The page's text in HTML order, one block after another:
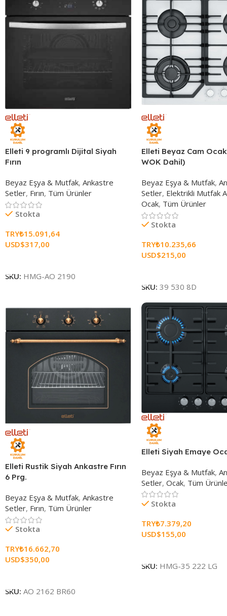
Elleti 9 programlı Dijital Siyah
Fırın
Beyaz Eşya & Mutfak, Ankastre
Setler, Fırın, Tüm Ürünler
Stokta
TRY₺15.091,64
USD$317,00
SKU: HMG-AO 2190
Elleti Beyaz Cam Ocak
WOK Dahil)
Beyaz Eşya & Mutfak,
Setler, Elektrikli Mutfak
Ocak, Tüm Ürünler
Stokta
TRY₺10.235,66
USD$215,00
SKU: 39 530 8D
Elleti Rustik Siyah Ankastre Fırın
6 Prg.
Beyaz Eşya & Mutfak, Ankastre
Setler, Fırın, Tüm Ürünler
Stokta
TRY₺16.662,70
USD$350,00
SKU: AO 2162 BR60
Elleti Siyah Emaye
Beyaz Eşya & Mutfak,
Setler, Ocak, Tüm
Stokta
TRY₺7.379,20
USD$155,00
SKU: HMG-35 222 LG